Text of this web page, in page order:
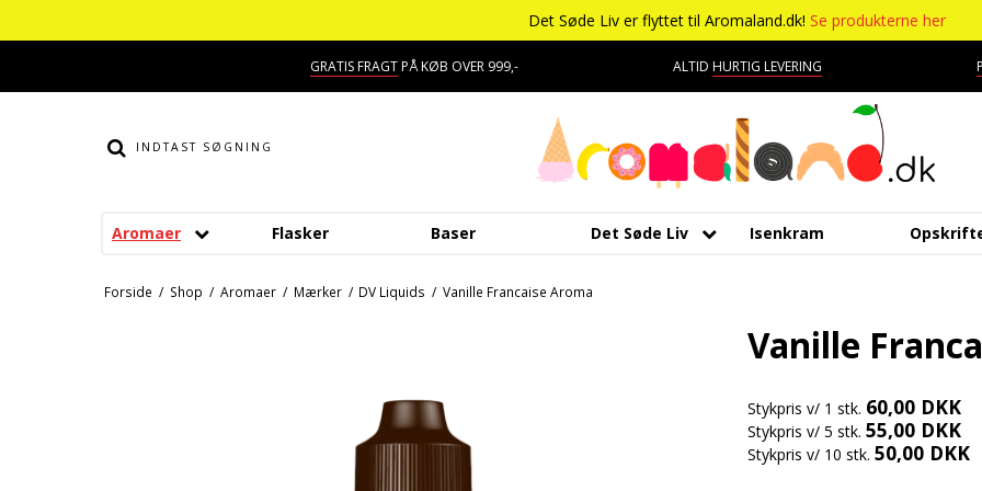
Det Søde Liv er flyttet til Aromaland.dk! Se produkterne her
GRATIS FRAGTPÅ KØB OVER 999,- ALTID HURTIG LEVERING
Aromaer
Kaffe aroma
Kiwi aroma
Hooligan
Liquid Architects
Flasker Baser Det Søde Liv
Vanilje
Vaniljestænger
Isenkram
Drikkelse
Fondant
Forside / Shop / Aromaer / Mærker / DV Liquids / Vanille Francaise Aroma
Vanille
Stykpris v/ 1 stk. 60,00 DKK
Stykpris v/ 5 stk. 55,00 DKK
Stykpris v/ 10 stk. 50,00 DKK